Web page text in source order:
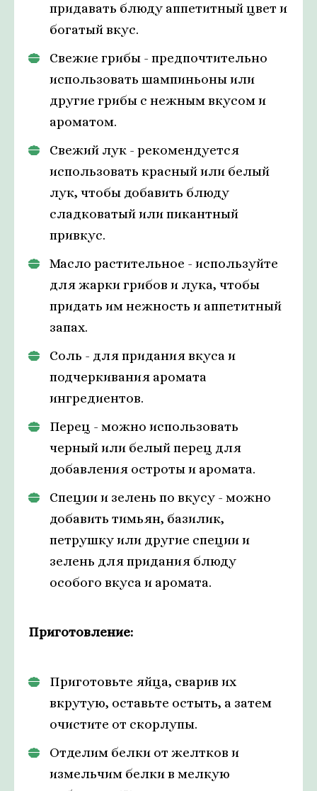
придавать блюду аппетитный цвет и
богатый вкус.
Свежие грибы - предпочтительно
использовать шампиньоны или
другие грибы с нежным вкусом и
ароматом.
Свежий лук - рекомендуется
использовать красный или белый
лук, чтобы добавить блюду
сладковатый или пикантный
привкус.
Масло растительное - используйте
для жарки грибов и лука, чтобы
придать им нежность и аппетитный
запах.
Соль - для придания вкуса и
подчеркивания аромата
ингредиентов.
Перец - можно использовать
черный или белый перец для
добавления остроты и аромата.
Специи и зелень по вкусу - можно
добавить тимьян, базилик,
петрушку или другие специи и
зелень для придания блюду
особого вкуса и аромата.
Приготовление:
Приготовьте яйца, сварив их
вкрутую, оставьте остыть, а затем
очистите от скорлупы.
Отделим белки от желтков и
измельчим белки в мелкую